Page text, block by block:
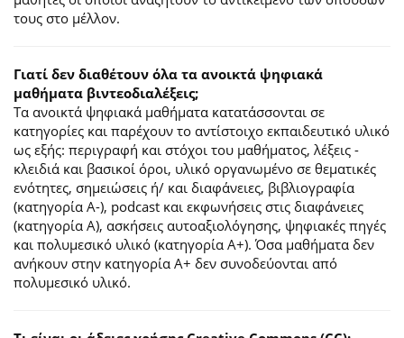
τους στο μέλλον.
Γιατί δεν διαθέτουν όλα τα ανοικτά ψηφιακά
μαθήματα βιντεοδιαλέξεις;
Τα ανοικτά ψηφιακά μαθήματα κατατάσσονται σε
κατηγορίες και παρέχουν το αντίστοιχο εκπαιδευτικό υλικό
ως εξής: περιγραφή και στόχοι του μαθήματος, λέξεις -
κλειδιά και βασικοί όροι, υλικό οργανωμένο σε θεματικές
ενότητες, σημειώσεις ή/ και διαφάνειες, βιβλιογραφία
(κατηγορία Α-), podcast και εκφωνήσεις στις διαφάνειες
(κατηγορία Α), ασκήσεις αυτοαξιολόγησης, ψηφιακές πηγές
και πολυμεσικό υλικό (κατηγορία Α+). Όσα μαθήματα δεν
ανήκουν στην κατηγορία Α+ δεν συνοδεύονται από
πολυμεσικό υλικό.